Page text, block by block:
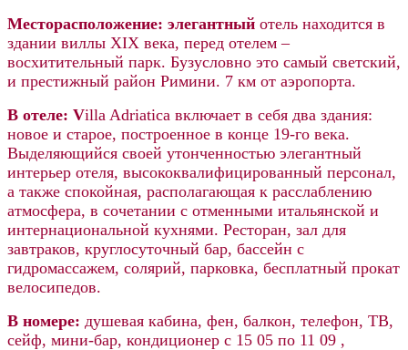
Месторасположение: элегантный отель находится в
здании виллы ХIХ века, перед отелем –
восхитительный парк. Бузусловно это самый светский,
и престижный район Римини. 7 км от аэропорта.
В отеле: Villa Adriatica включает в себя два здания:
новое и старое, построенное в конце 19-го века.
Выделяющийся своей утонченностью элегантный
интерьер отеля, высококвалифицированный персонал,
а также спокойная, располагающая к расслаблению
атмосфера, в сочетании с отменными итальянской и
интернациональной кухнями. Ресторан, зал для
завтраков, круглосуточный бар, бассейн с
гидромассажем, солярий, парковка, бесплатный прокат
велосипедов.
В номере: душевая кабина, фен, балкон, телефон, ТВ,
сейф, мини-бар, кондиционер c 15 05 по 11 09 ,